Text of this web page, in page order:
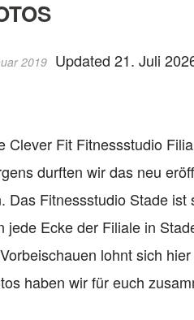
2019 Updated 21. Juli
Fit Fitnessstudio
durften wir das neu
Fitnessstudio Stade
Ecke der Filiale in
lohnt sich
haben wir für euch